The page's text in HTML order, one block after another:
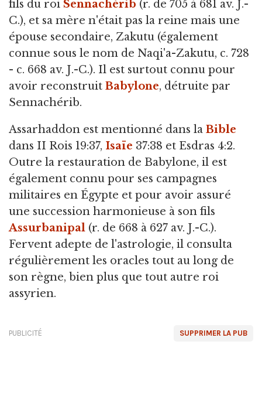
fils du roi Sennachérib (r. de 705 à 681 av. J.-
C.), et sa mère n'était pas la reine mais une
épouse secondaire, Zakutu (également
connue sous le nom de Naqi'a-Zakutu, c. 728
- c. 668 av. J.-C.). Il est surtout connu pour
avoir reconstruit Babylone, détruite par
Sennachérib.
Assarhaddon est mentionné dans la Bible
dans II Rois 19:37, Isaïe 37:38 et Esdras 4:2.
Outre la restauration de Babylone, il est
également connu pour ses campagnes
militaires en Égypte et pour avoir assuré
une succession harmonieuse à son fils
Assurbanipal (r. de 668 à 627 av. J.-C.).
Fervent adepte de l'astrologie, il consulta
régulièrement les oracles tout au long de
son règne, bien plus que tout autre roi
assyrien.
SUPPRIMER LA PUB
PUBLICITÉ